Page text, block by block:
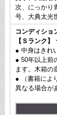
次、にっかり
号、大典太光
コンディショ
【Ｓラン
● 中身はきれ
● 50年以上前
ます。木箱の
● （書籍によ
異なる場合が